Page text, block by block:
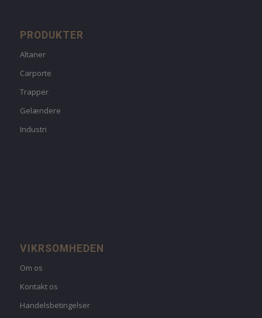
PRODUKTER
Altaner
Carporte
Trapper
Gelændere
Industri
VIKRSOMHEDEN
Om os
Kontakt os
Handelsbetingelser